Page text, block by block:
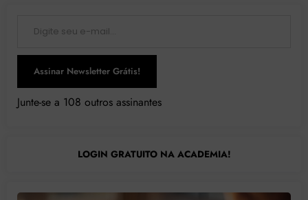
Assinar Newsletter Grátis!
Junte-se a 108 outros assinantes
LOGIN GRATUITO NA ACADEMIA!